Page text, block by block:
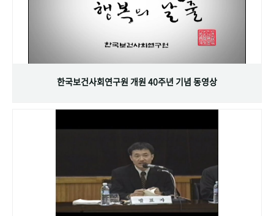
한국보건사회연구원 개원 40주년 기념 동영상